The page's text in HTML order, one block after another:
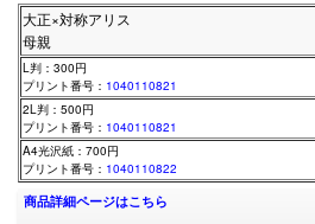
大正×対称アリス
母親
L判：300円
プリント番号： 1040110821
2L判：500円
プリント番号： 1040110821
A4光沢紙：700円
プリント番号： 1040110822
商品詳細ページはこちら